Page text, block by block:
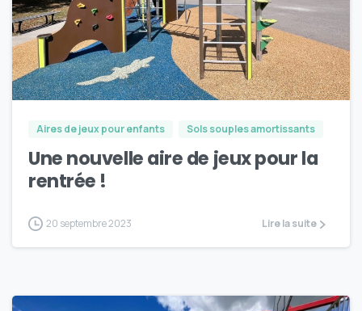
4
Aires de jeux pour enfants Sols souples amortissants
Une nouvelle aire de jeux pour la
rentrée !
20 septembre 2023 Lire la suite